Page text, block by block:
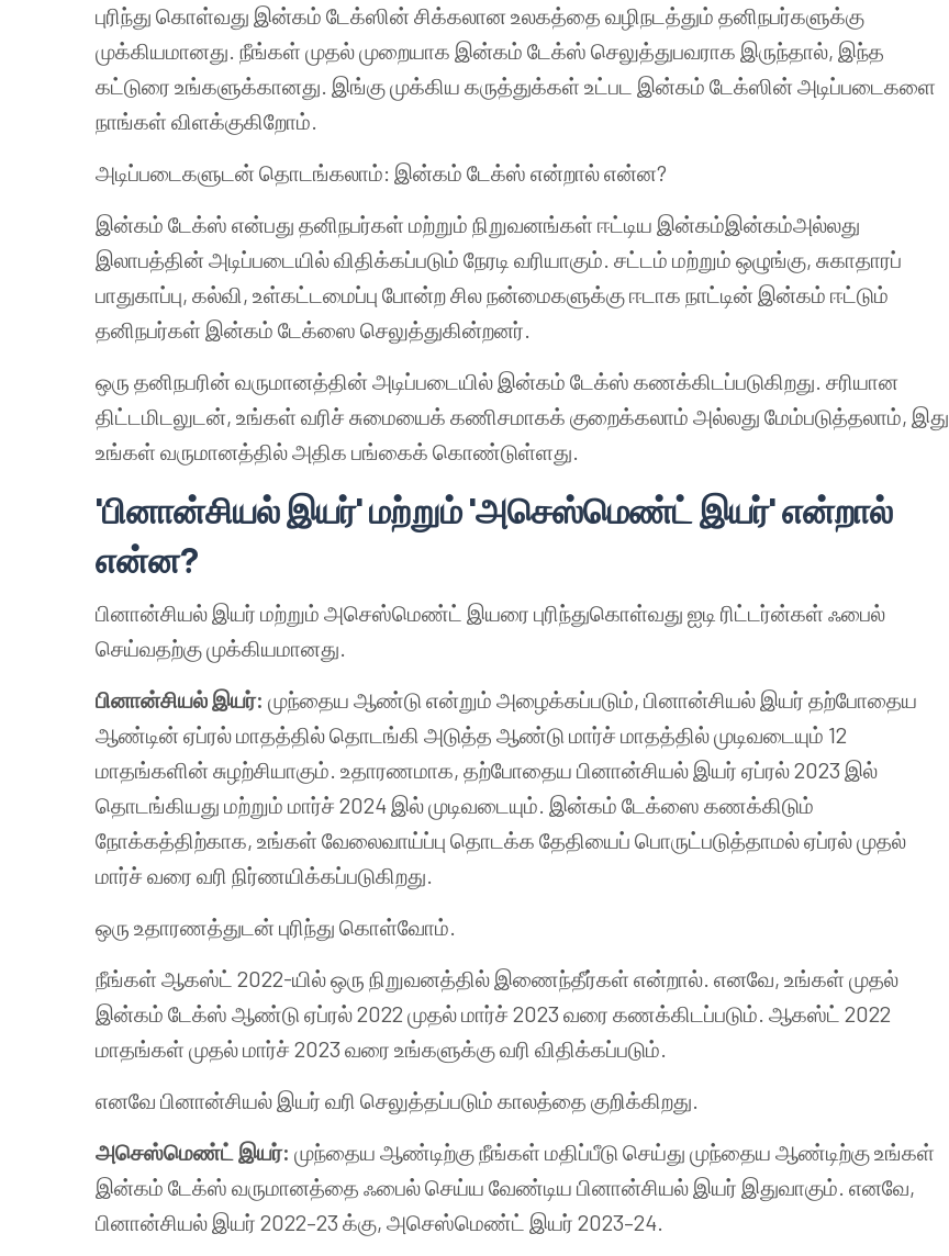
புரிந்து கொள்வது இன்கம் டேக்ஸின் சிக்கலான உலகத்தை வழிநடத்தும் தனிநபர்களுக்கு
முக்கியமானது. நீங்கள் முதல் முறையாக இன்கம் டேக்ஸ் செலுத்துபவராக இருந்தால், இந்த
கட்டுரை உங்களுக்கானது. இங்கு முக்கிய கருத்துக்கள் உட்பட இன்கம் டேக்ஸின் அடிப்படைகளை
நாங்கள் விளக்குகிறோம்.
அடிப்படைகளுடன் தொடங்கலாம்: இன்கம் டேக்ஸ் என்றால் என்ன?
இன்கம் டேக்ஸ் என்பது தனிநபர்கள் மற்றும் நிறுவனங்கள் ஈட்டிய இன்கம்இன்கம்அல்லது
இலாபத்தின் அடிப்படையில் விதிக்கப்படும் நேரடி வரியாகும். சட்டம் மற்றும் ஒழுங்கு, சுகாதாரப்
பாதுகாப்பு, கல்வி, உள்கட்டமைப்பு போன்ற சில நன்மைகளுக்கு ஈடாக நாட்டின் இன்கம் ஈட்டும்
தனிநபர்கள் இன்கம் டேக்ஸை செலுத்துகின்றனர்.
ஒரு தனிநபரின் வருமானத்தின் அடிப்படையில் இன்கம் டேக்ஸ் கணக்கிடப்படுகிறது. சரியான
திட்டமிடலுடன், உங்கள் வரிச் சுமையைக் கணிசமாகக் குறைக்கலாம் அல்லது மேம்படுத்தலாம், இது
உங்கள் வருமானத்தில் அதிக பங்கைக் கொண்டுள்ளது.
'பினான்சியல் இயர்' மற்றும் 'அசெஸ்மெண்ட் இயர்' என்றால்
என்ன?
பினான்சியல் இயர் மற்றும் அசெஸ்மெண்ட் இயரை புரிந்துகொள்வது ஐடி ரிட்டர்ன்கள் ஃபைல்
செய்வதற்கு முக்கியமானது.
பினான்சியல் இயர்: முந்தைய ஆண்டு என்றும் அழைக்கப்படும், பினான்சியல் இயர் தற்போதைய
ஆண்டின் ஏப்ரல் மாதத்தில் தொடங்கி அடுத்த ஆண்டு மார்ச் மாதத்தில் முடிவடையும் 12
மாதங்களின் சுழற்சியாகும். உதாரணமாக, தற்போதைய பினான்சியல் இயர் ஏப்ரல் 2023 இல்
தொடங்கியது மற்றும் மார்ச் 2024 இல் முடிவடையும். இன்கம் டேக்ஸை கணக்கிடும்
நோக்கத்திற்காக, உங்கள் வேலைவாய்ப்பு தொடக்க தேதியைப் பொருட்படுத்தாமல் ஏப்ரல் முதல்
மார்ச் வரை வரி நிர்ணயிக்கப்படுகிறது.
ஒரு உதாரணத்துடன் புரிந்து கொள்வோம்.
நீங்கள் ஆகஸ்ட் 2022-யில் ஒரு நிறுவனத்தில் இணைந்தீர்கள் என்றால். எனவே, உங்கள் முதல்
இன்கம் டேக்ஸ் ஆண்டு ஏப்ரல் 2022 முதல் மார்ச் 2023 வரை கணக்கிடப்படும். ஆகஸ்ட் 2022
மாதங்கள் முதல் மார்ச் 2023 வரை உங்களுக்கு வரி விதிக்கப்படும்.
எனவே பினான்சியல் இயர் வரி செலுத்தப்படும் காலத்தை குறிக்கிறது.
அசெஸ்மெண்ட் இயர்: முந்தைய ஆண்டிற்கு நீங்கள் மதிப்பீடு செய்து முந்தைய ஆண்டிற்கு உங்கள்
இன்கம் டேக்ஸ் வருமானத்தை ஃபைல் செய்ய வேண்டிய பினான்சியல் இயர் இதுவாகும். எனவே,
பினான்சியல் இயர் 2022–23 க்கு, அசெஸ்மெண்ட் இயர் 2023–24.